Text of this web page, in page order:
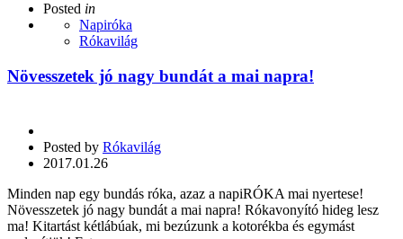
Posted in
Napiróka
Rókavilág
Növesszetek jó nagy bundát a mai napra!
Posted by Rókavilág
2017.01.26
Minden nap egy bundás róka, azaz a napiRÓKA mai nyertese!
Növesszetek jó nagy bundát a mai napra! Rókavonyító hideg lesz
ma! Kitartást kétlábúak, mi bezúzunk a kotorékba és egymást